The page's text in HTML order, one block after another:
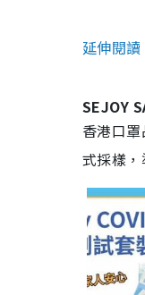
延伸閱
SEJOY
香港口
式採樣